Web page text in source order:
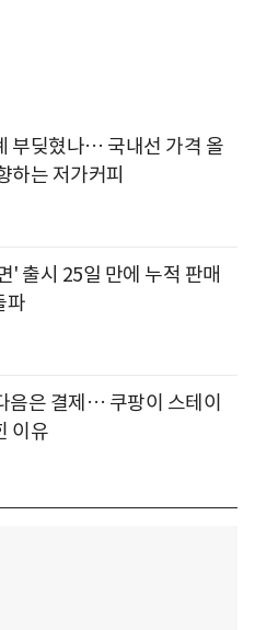
부딪혔나… 국내선 가격 올
하는 저가커피
' 출시 25일 만에 누적 판매
파
음은 결제… 쿠팡이 스테이
이유